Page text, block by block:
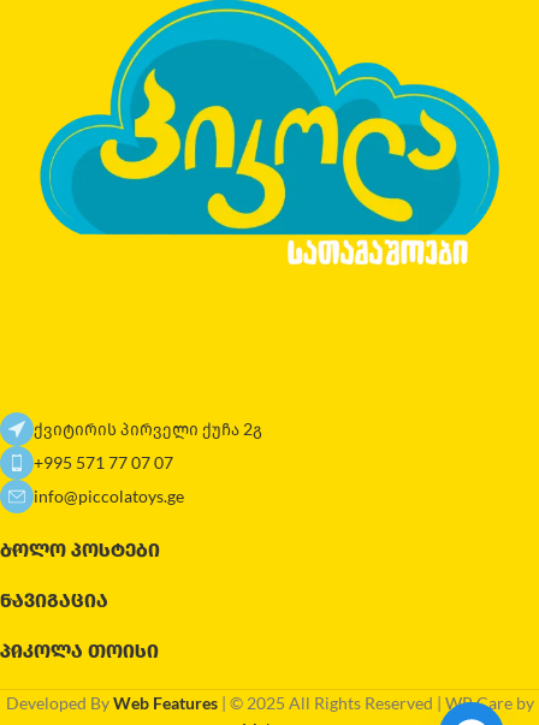
ქვიტირის პირველი ქუჩა 2გ
+995 571 77 07 07
info@piccolatoys.ge
ᲑᲝᲚᲝ ᲞᲝᲡᲢᲔᲑᲘ
ᲜᲐᲕᲘᲒᲐᲪᲘᲐ
ᲞᲘᲙᲝᲚᲐ ᲗᲝᲘᲡᲘ
Developed ByWeb Features | © 2025 All Rights Reserved | WP Care by